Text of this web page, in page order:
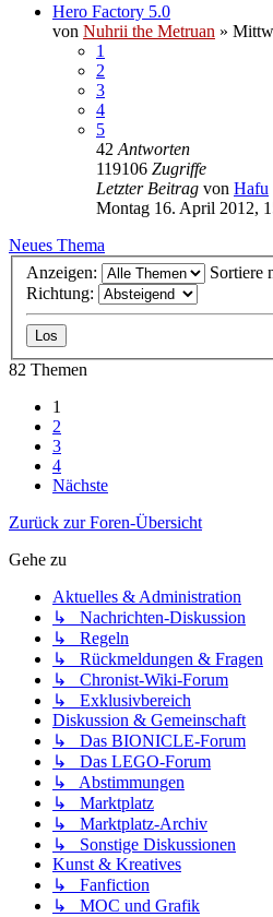
Hero Factory 5.0
von Nuhrii the Metruan »
1
2
3
4
5
42 Antworten
119106 Zugriffe
Letzter Beitrag von Hafu
Montag 16. April 2012,
Neues Thema
Anzeigen:
Sortiere
Richtung:
82 Themen
1
2
3
4
Nächste
Zurück zur Foren-Übersicht
Gehe zu
Aktuelles & Administration
↳ Nachrichten-Diskussion
↳ Regeln
↳ Rückmeldungen & Fragen
↳ Chronist-Wiki-Forum
↳ Exklusivbereich
Diskussion & Gemeinschaft
↳ Das BIONICLE-Forum
↳ Das LEGO-Forum
↳ Abstimmungen
↳ Marktplatz
↳ Marktplatz-Archiv
↳ Sonstige Diskussionen
Kunst & Kreatives
↳ Fanfiction
↳ MOC und Grafik